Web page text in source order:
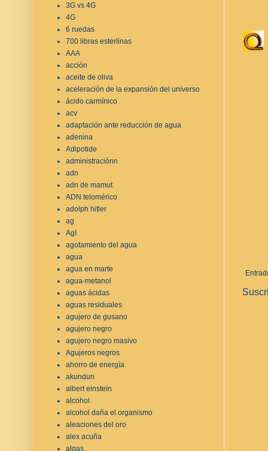
3G vs 4G
4G
6 ruedas
700 libras esterlinas
AAA
acción
aceite de oliva
aceleración de la expansión del universo
ácido carmínico
acv
adaptación ante reducción de agua
adenina
Adipotide
administraciónn
adn
adn de mamut
ADN telomérico
adolph hitler
ag
AgI
agotamiento del agua
agua
agua en marte
agua-metanol
aguas ácidas
aguas residuales
agujero de gusano
agujero negro
agujero negro masivo
Agujeros negros
ahorro de energía
akundun
albert einstein
alcohol
alcohol daña el organismo
aleaciones del oro
alex acuña
algas